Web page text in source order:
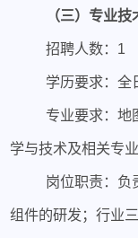
（三）专业
招聘人数：1
学历要求：全
专业要求：地
学与技术及相关专业
岗位职责：负
组件的研发；行业